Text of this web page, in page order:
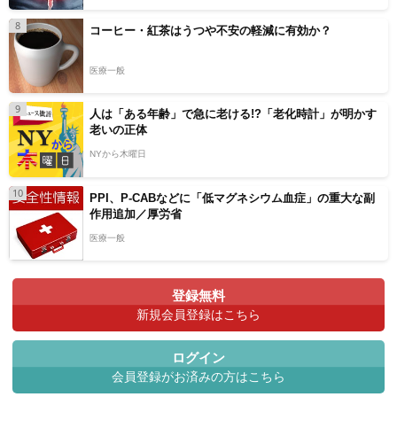
8 コーヒー・紅茶はうつや不安の軽減に有効か？
医療一般
9
人は「ある年齢」で急に老ける!?「老化時計」が明かす
老いの正体
NYから木曜日
10
PPI、P-CABなどに「低マグネシウム血症」の重大な副
作用追加／厚労省
医療一般
登録無料
新規会員登録はこちら
ログイン
会員登録がお済みの方はこちら